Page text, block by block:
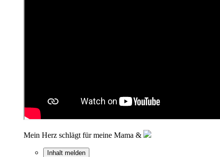
Mein Herz schlägt für meine Mama &
Inhalt melden